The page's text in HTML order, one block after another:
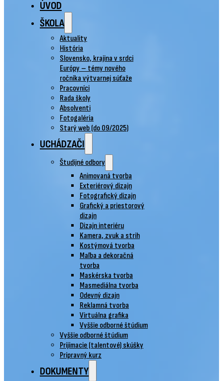
ÚVOD
ŠKOLA
Aktuality
História
Slovensko, krajina v srdci
Európy – témy nového
ročníka výtvarnej súťaže
Pracovníci
Rada školy
Absolventi
Fotogaléria
Starý web (do 09/2025)
UCHÁDZAČI
Študijné odbory
Animovaná tvorba
Exteriérový dizajn
Fotografický dizajn
Grafický a priestorový
dizajn
Dizajn interiéru
Kamera, zvuk a strih
Kostýmová tvorba
Maľba a dekoračná
tvorba
Maskérska tvorba
Masmediálna tvorba
Odevný dizajn
Reklamná tvorba
Virtuálna grafika
Vyššie odborné štúdium
Vyššie odborné štúdium
Prijímacie (talentové) skúšky
Prípravný kurz
DOKUMENTY